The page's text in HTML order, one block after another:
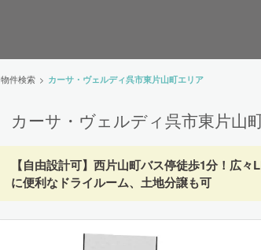
物件検索 カーサ・ヴェルディ呉市東片山町エリア
カーサ・ヴェルディ呉市東片山
【自由設計可】西片山町バス停徒歩1分！広々
に便利なドライルーム、土地分譲も可